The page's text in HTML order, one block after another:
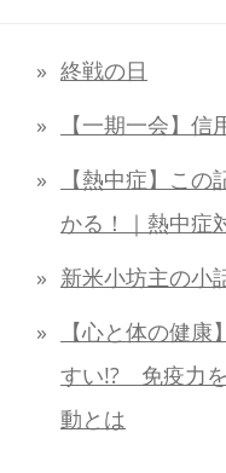
終戦の日
【一期一会】信
【熱中症】こ
かる！｜熱中症
新米小坊主の
【心と体の健
すい!? 免疫力
動とは